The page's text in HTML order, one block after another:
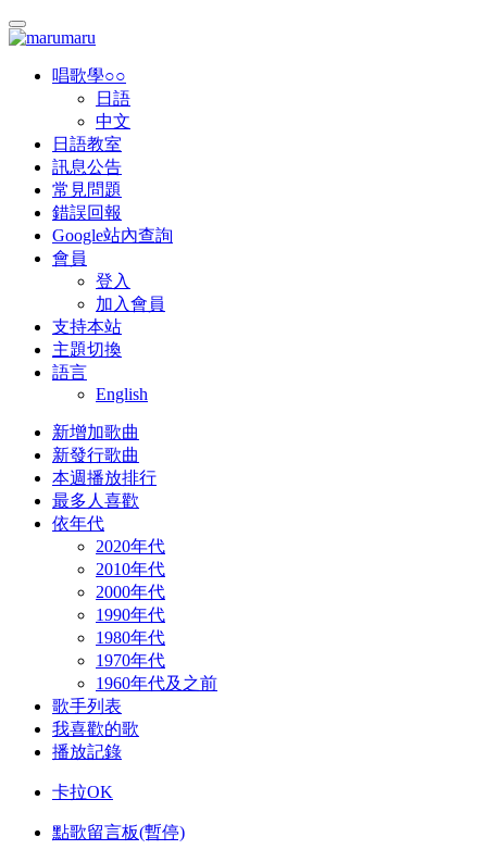
唱歌學○○
日語
中文
日語教室
訊息公告
常見問題
錯誤回報
Google站內查詢
會員
登入
加入會員
支持本站
主題切換
語言
English
新增加歌曲
新發行歌曲
本週播放排行
最多人喜歡
依年代
2020年代
2010年代
2000年代
1990年代
1980年代
1970年代
1960年代及之前
歌手列表
我喜歡的歌
播放記錄
卡拉OK
點歌留言板(暫停)